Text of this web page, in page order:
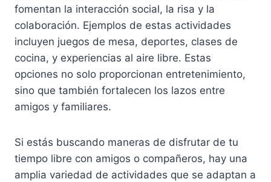
fomentan la interacción social, la risa y la
colaboración. Ejemplos de estas actividades
incluyen juegos de mesa, deportes, clases de
cocina, y experiencias al aire libre. Estas
opciones no solo proporcionan entretenimiento,
sino que también fortalecen los lazos entre
amigos y familiares.
Si estás buscando maneras de disfrutar de tu
tiempo libre con amigos o compañeros, hay una
amplia variedad de actividades que se adaptan a